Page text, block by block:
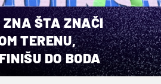
ZNA ŠTA ZNAČI
TERENU,
DO BODA